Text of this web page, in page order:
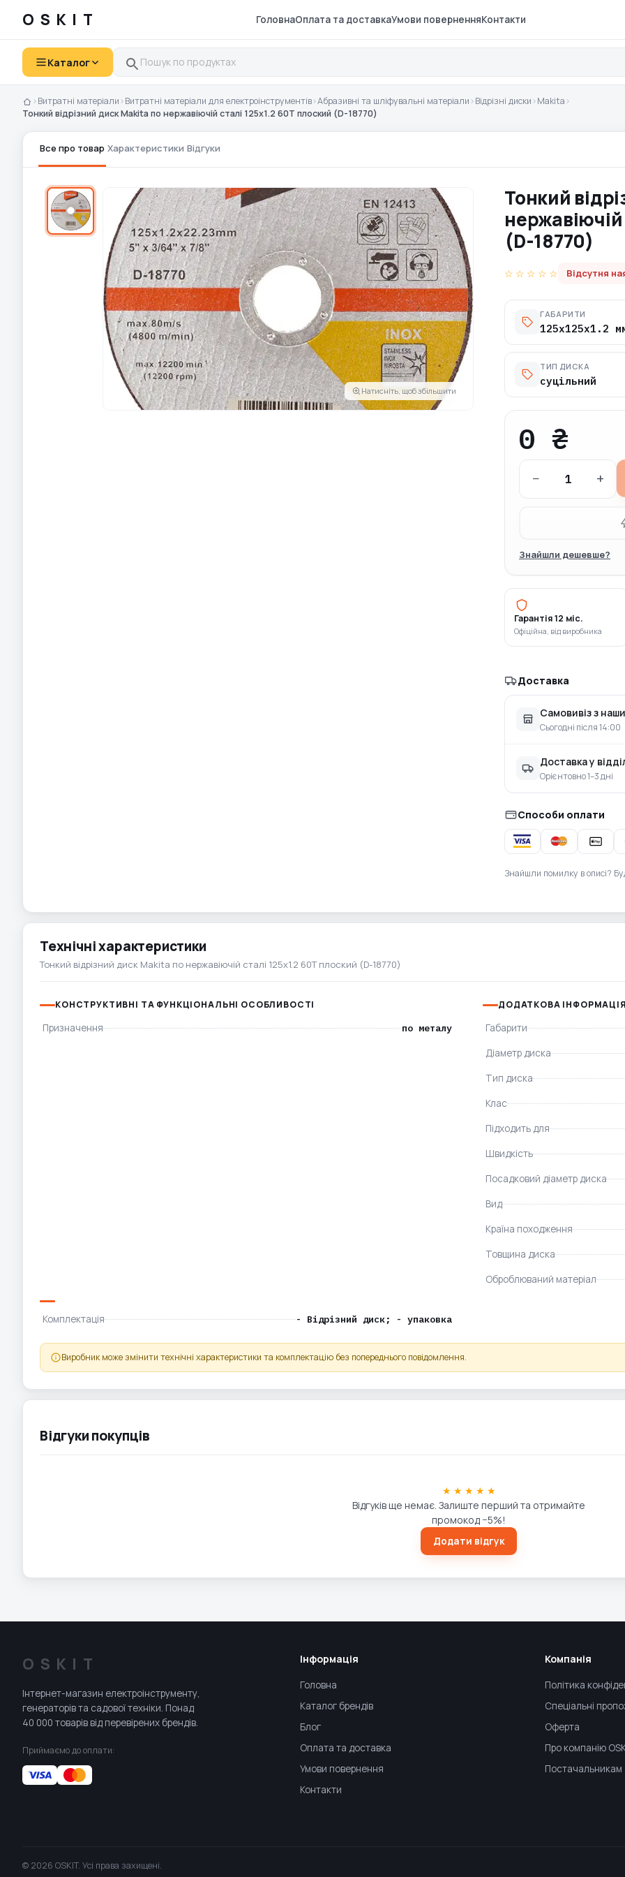
OSKIT ГоловнаОплата та доставкаУмови поверненняКонтакти
Каталог
›Витратні матеріали ›Витратні матеріали для електроінструментів›Абразивні та шліфувальні матеріали ›Відрізні диски ›Makita ›
Тонкий відрізний диск Makita по нержавіючій сталі 125х1.2 60Т плоский (D-18770)
Все про товар Характеристики Відгуки
Натисніть, щоб збільшити
Тонкий
нержавіючій
(D-18770)
☆ ☆ ☆ ☆ ☆ Відсутня
ГАБАРИТИ
125х125х1.2
ТИП ДИСКА
суцільний
0 ₴
− +
Знайшли дешевше?
Гарантія 12 міс.
Офіційна, від виробника
Доставка
Самовивіз з
Сьогодні після 14:00
Доставка у
Орієнтовно 1–3 дні
Способи оплати
Знайшли помилку в описі?
Технічні характеристики
Тонкий відрізний диск Makita по нержавіючій сталі 125х1.2 60Т плоский (D-18770)
КОНСТРУКТИВНІ ТА ФУНКЦІОНАЛЬНІ ОСОБЛИВОСТІ
Призначення по металу
ДОДАТКОВА ІНФОРМАЦІЯ
Габарити
Діаметр диска
Тип диска
Клас
Підходить для
Швидкість
Посадковий діаметр диска
Вид
Країна походження
Товщина диска
Оброблюваний матеріал
Комплектація - Відрізний диск; - упаковка
Виробник може змінити технічні характеристики та комплектацію без попереднього повідомлення.
Відгуки покупців
★ ★ ★ ★ ★
Відгуків ще немає. Залиште перший та отримайте
промокод −5%!
Додати відгук
OSKIT
Інтернет-магазин електроінструменту,
генераторів та садової техніки. Понад
40 000 товарів від перевірених брендів.
Приймаємо до оплати:
Інформація
Головна
Каталог брендів
Блог
Оплата та доставка
Умови повернення
Контакти
Компанія
Політика
Спеціальні
Оферта
Про компанію
Постачальникам
© 2026 OSKIT. Усі права захищені.